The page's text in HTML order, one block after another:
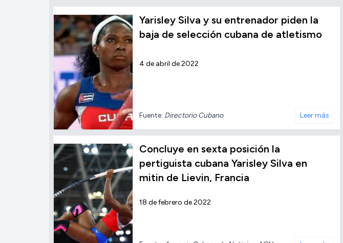
Yarisley Silva y su entrenador piden la
baja de selección cubana de atletismo
4 de abril de 2022
Fuente: Directorio Cubano Leer más
Concluye en sexta posición la
pertiguista cubana Yarisley Silva en
mitin de Lievin, Francia
18 de febrero de 2022